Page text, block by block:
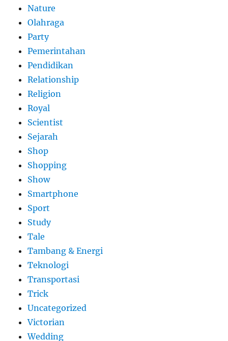
Nature
Olahraga
Party
Pemerintahan
Pendidikan
Relationship
Religion
Royal
Scientist
Sejarah
Shop
Shopping
Show
Smartphone
Sport
Study
Tale
Tambang & Energi
Teknologi
Transportasi
Trick
Uncategorized
Victorian
Wedding